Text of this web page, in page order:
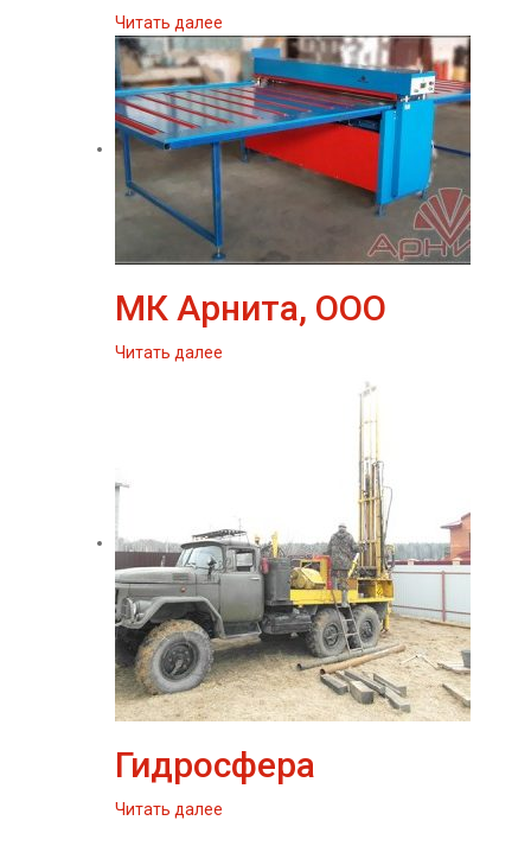
Читать далее
МК Арнита, ООО
Читать далее
Гидросфера
Читать далее